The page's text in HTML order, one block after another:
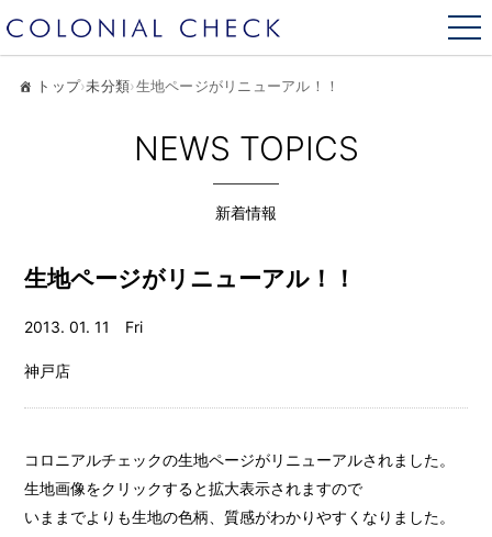
トップ›未分類›生地ページがリニューアル！！
NEWS TOPICS
新着情報
生地ページがリニューアル！！
2013. 01. 11 Fri
神戸店
コロニアルチェックの生地ページがリニューアルされました。
生地画像をクリックすると拡大表示されますので
いままでよりも生地の色柄、質感がわかりやすくなりました。